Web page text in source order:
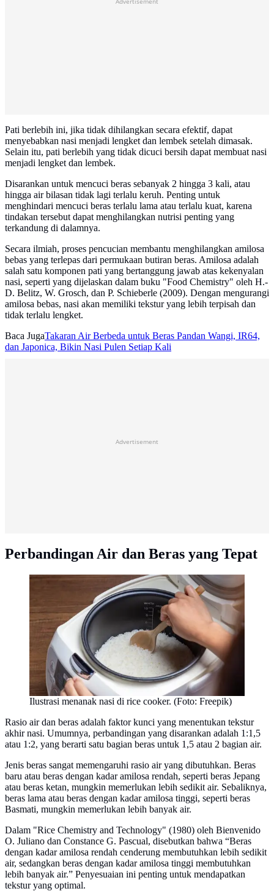
Pati berlebih ini, jika tidak dihilangkan secara efektif, dapat
menyebabkan nasi menjadi lengket dan lembek setelah dimasak.
Selain itu, pati berlebih yang tidak dicuci bersih dapat membuat nasi
menjadi lengket dan lembek.
Disarankan untuk mencuci beras sebanyak 2 hingga 3 kali, atau
hingga air bilasan tidak lagi terlalu keruh. Penting untuk
menghindari mencuci beras terlalu lama atau terlalu kuat, karena
tindakan tersebut dapat menghilangkan nutrisi penting yang
terkandung di dalamnya.
Secara ilmiah, proses pencucian membantu menghilangkan amilosa
bebas yang terlepas dari permukaan butiran beras. Amilosa adalah
salah satu komponen pati yang bertanggung jawab atas kekenyalan
nasi, seperti yang dijelaskan dalam buku "Food Chemistry" oleh H.-
D. Belitz, W. Grosch, dan P. Schieberle (2009). Dengan mengurangi
amilosa bebas, nasi akan memiliki tekstur yang lebih terpisah dan
tidak terlalu lengket.
Baca JugaTakaran Air Berbeda untuk Beras Pandan Wangi, IR64,
dan Japonica, Bikin Nasi Pulen Setiap Kali
Advertisement
Perbandingan Air dan Beras yang Tepat
Ilustrasi menanak nasi di rice cooker. (Foto: Freepik)
Rasio air dan beras adalah faktor kunci yang menentukan tekstur
akhir nasi. Umumnya, perbandingan yang disarankan adalah 1:1,5
atau 1:2, yang berarti satu bagian beras untuk 1,5 atau 2 bagian air.
Jenis beras sangat memengaruhi rasio air yang dibutuhkan. Beras
baru atau beras dengan kadar amilosa rendah, seperti beras Jepang
atau beras ketan, mungkin memerlukan lebih sedikit air. Sebaliknya,
beras lama atau beras dengan kadar amilosa tinggi, seperti beras
Basmati, mungkin memerlukan lebih banyak air.
Dalam "Rice Chemistry and Technology" (1980) oleh Bienvenido
O. Juliano dan Constance G. Pascual, disebutkan bahwa “Beras
dengan kadar amilosa rendah cenderung membutuhkan lebih sedikit
air, sedangkan beras dengan kadar amilosa tinggi membutuhkan
lebih banyak air.” Penyesuaian ini penting untuk mendapatkan
tekstur yang optimal.